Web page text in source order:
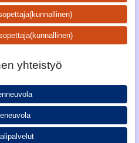
(kunnallinen)
(kunnallinen)
yhteistyö